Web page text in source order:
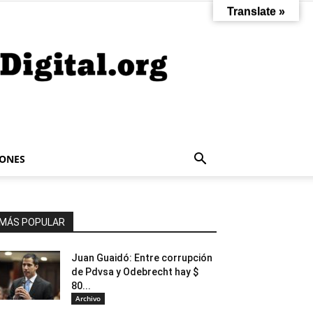
MÁS POPULAR
Juan Guaidó: Entre corrupción
de Pdvsa y Odebrecht hay $
80...
Archivo
Translate »